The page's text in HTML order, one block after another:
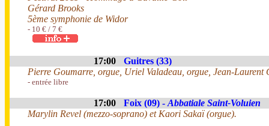
Gérard Brooks
5ème symphonie de Widor
- 10 € / 7 €
17:00
Guitres (33)
Pierre Goumarre, orgue, Uriel Valadeau, orgue, Jean-Laurent
- entrée libre
17:00 Foix (09) - Abbatiale Saint-Voluien
Marylin Revel (mezzo-soprano) et Kaori Sakaï (orgue).